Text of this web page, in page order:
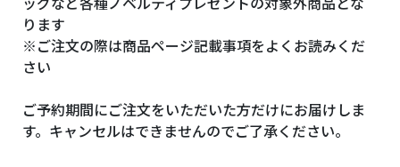
ります
※ご注文の際は商品ページ記載事項をよくお読みくだ
さい
ご予約期間にご注文をいただいた方だけにお届けしま
す。キャンセルはできませんのでご了承ください。